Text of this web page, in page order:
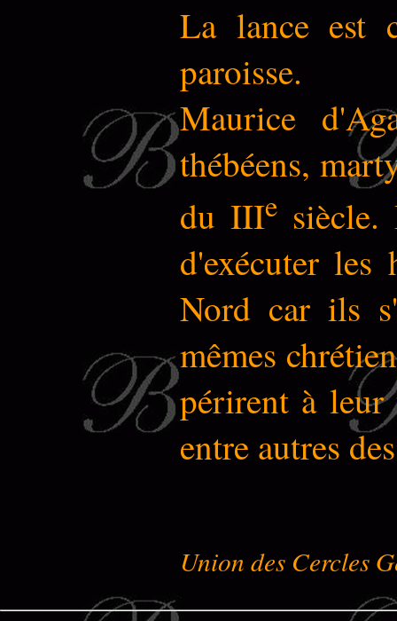
La lance est
paroisse.
Maurice
thébéens,
du IIIesiècle.
d'exécuter
Nord car ils
mêmes
périrent à leur
entre autres
Union des Cercles